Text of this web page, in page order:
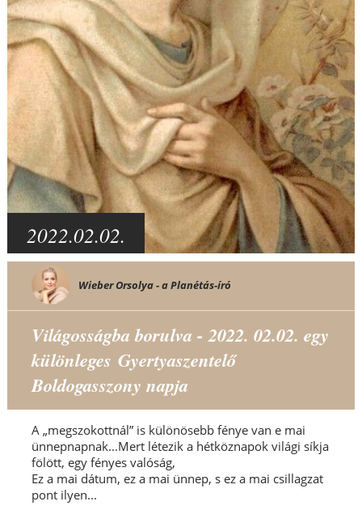
2022.02.02.
Wieber Orsolya - a Planétás-író
Világosságba borulva - 2022. 02.02. egy
különleges Gyertyaszentelő
Boldogasszony napja
A „megszokottnál” is különösebb fénye van e mai
ünnepnapnak...Mert létezik a hétköznapok világi síkja
fölött, egy fényes valóság,
Ez a mai dátum, ez a mai ünnep, s ez a mai csillagzat
pont ilyen...